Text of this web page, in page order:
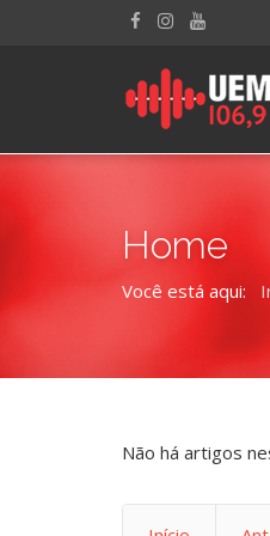
Home
Você está aqui:
Não há artigos